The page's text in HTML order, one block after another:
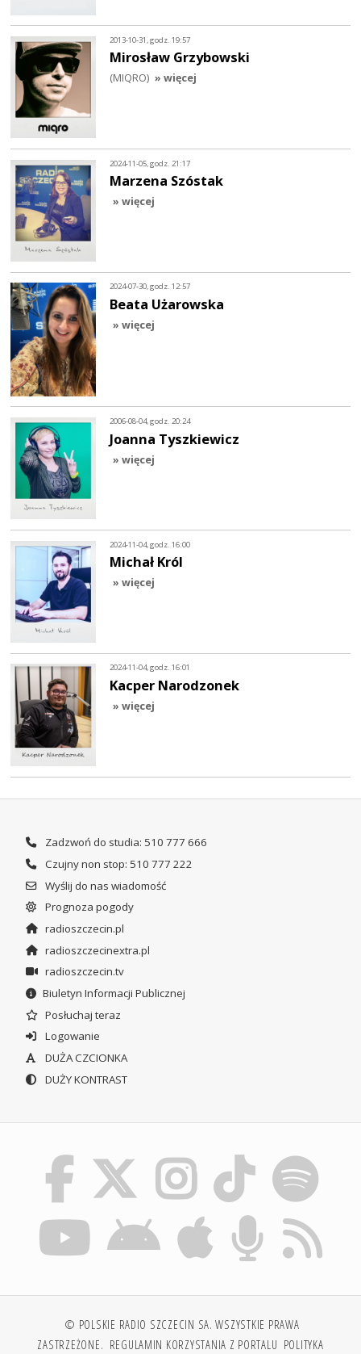
2013-10-31, godz. 19:57
Mirosław Grzybowski
(MIQRO) » więcej
2024-11-05, godz. 21:17
Marzena Szóstak
» więcej
2024-07-30, godz. 12:57
Beata Użarowska
» więcej
2006-08-04, godz. 20:24
Joanna Tyszkiewicz
» więcej
2024-11-04, godz. 16:00
Michał Król
» więcej
2024-11-04, godz. 16:01
Kacper Narodzonek
» więcej
Zadzwoń do studia: 510 777 666
Czujny non stop: 510 777 222
Wyślij do nas wiadomość
Prognoza pogody
radioszczecin.pl
radioszczecinextra.pl
radioszczecin.tv
Biuletyn Informacji Publicznej
Posłuchaj teraz
Logowanie
DUŻA CZCIONKA
DUŻY KONTRAST
© POLSKIE RADIO SZCZECIN SA. WSZYSTKIE PRAWA
ZASTRZEŻONE. REGULAMIN KORZYSTANIA Z PORTALU POLITYKA